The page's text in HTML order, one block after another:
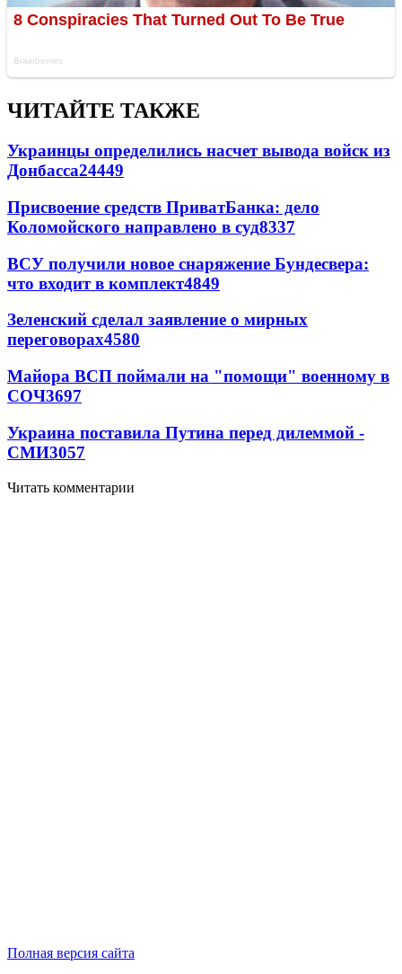
ЧИТАЙТЕ ТАКЖЕ
Украинцы определились насчет вывода войск из
Донбасса24449
Присвоение средств ПриватБанка: дело
Коломойского направлено в суд8337
ВСУ получили новое снаряжение Бундесвера:
что входит в комплект4849
Зеленский сделал заявление о мирных
переговорах4580
Майора ВСП поймали на "помощи" военному в
СОЧ3697
Украина поставила Путина перед дилеммой -
СМИ3057
Читать комментарии
Полная версия сайта